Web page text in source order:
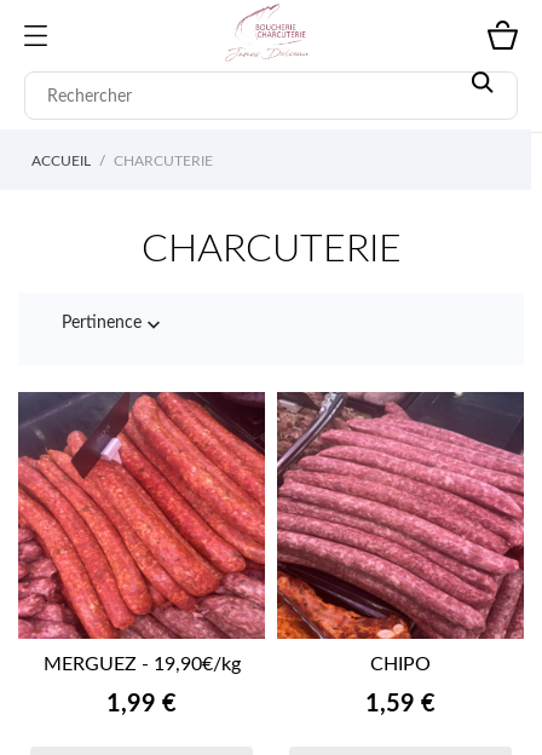
ACCUEIL CHARCUTERIE
CHARCUTERIE
Pertinence 
MERGUEZ - 19,90€/kg
Prix
1,99 €
CHIPO
Prix
1,59 €